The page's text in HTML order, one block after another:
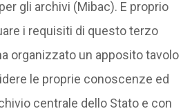
gli archivi (Mibac). E proprio
i requisiti di questo terzo
organizzato un apposito tavolo
le proprie conoscenze ed
centrale dello Stato e con